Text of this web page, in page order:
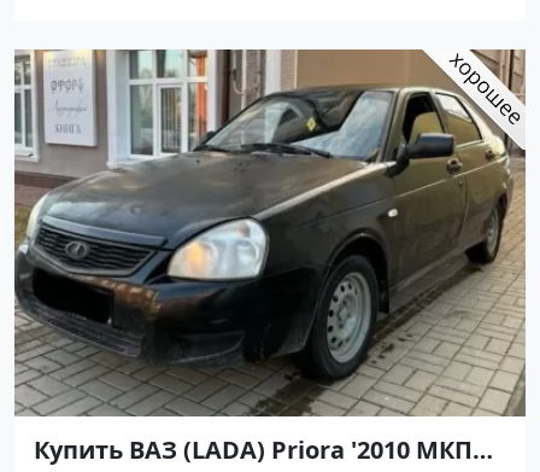
Купить ВАЗ (LADA) Priora '2010 МКПП